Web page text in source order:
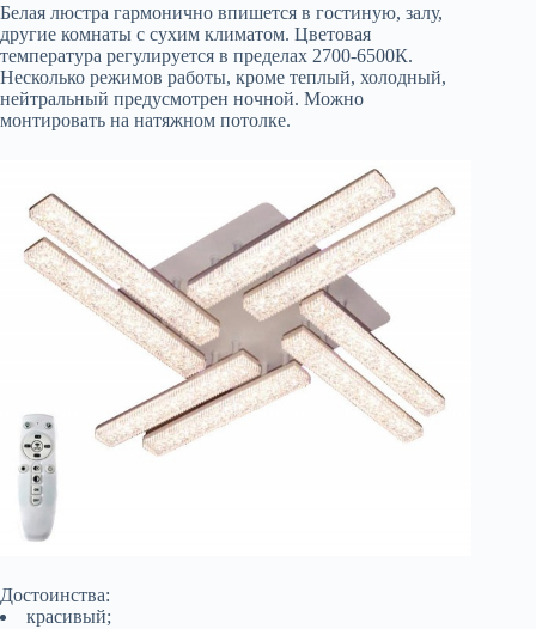
Белая люстра гармонично впишется в гостиную, залу,
другие комнаты с сухим климатом. Цветовая
температура регулируется в пределах 2700-6500К.
Несколько режимов работы, кроме теплый, холодный,
нейтральный предусмотрен ночной. Можно
монтировать на натяжном потолке.
Достоинства:
красивый;